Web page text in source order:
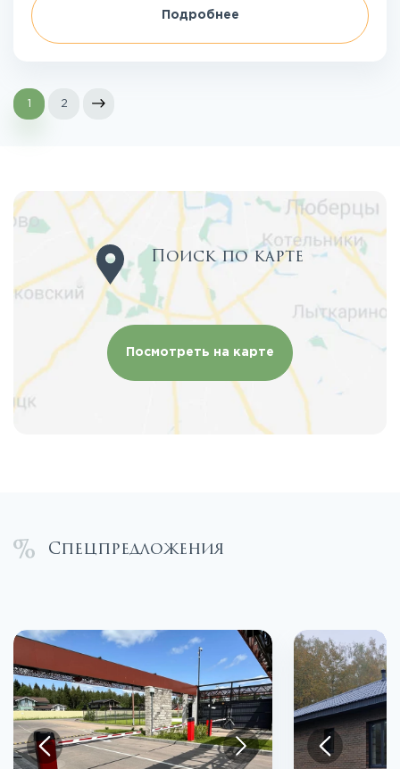
Подробнее
1 2
Поиск по карте
Посмотреть на карте
Спецпредложения